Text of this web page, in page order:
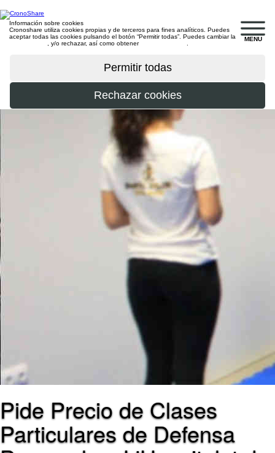
MENU
Información sobre cookies
Cronoshare utiliza cookies propias y de terceros para fines analíticos. Puedes
aceptar todas las cookies pulsando el botón “Permitir todas”. Puedes cambiar la
, y/o rechazar, así como obtener
Pide Precio de Clases
Particulares de Defensa